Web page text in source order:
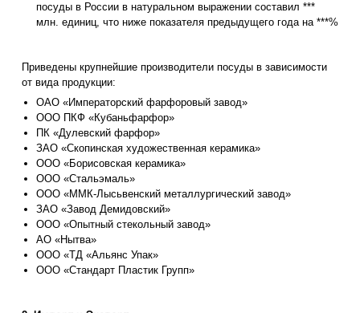
посуды в России в натуральном выражении составил ***
млн. единиц, что ниже показателя предыдущего года на ***%
Приведены крупнейшие производители посуды в зависимости
от вида продукции:
ОАО «Императорский фарфоровый завод»
ООО ПКФ «Кубаньфарфор»
ПК «Дулевский фарфор»
ЗАО «Скопинская художественная керамика»
ООО «Борисовская керамика»
ООО «Стальэмаль»
ООО «ММК-Лысьвенский металлургический завод»
ЗАО «Завод Демидовский»
ООО «Опытный стекольный завод»
АО «Нытва»
ООО «ТД «Альянс Упак»
ООО «Стандарт Пластик Групп»